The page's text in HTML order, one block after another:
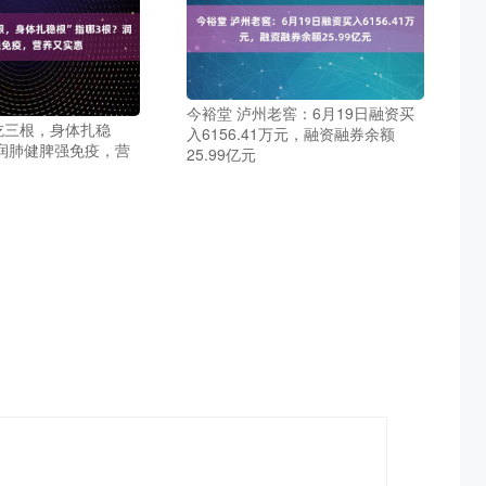
根，身体扎稳
肺健脾强免疫，营
今裕堂 泸州老窖：6月19日融资买
入6156.41万元，融资融券余额
25.99亿元